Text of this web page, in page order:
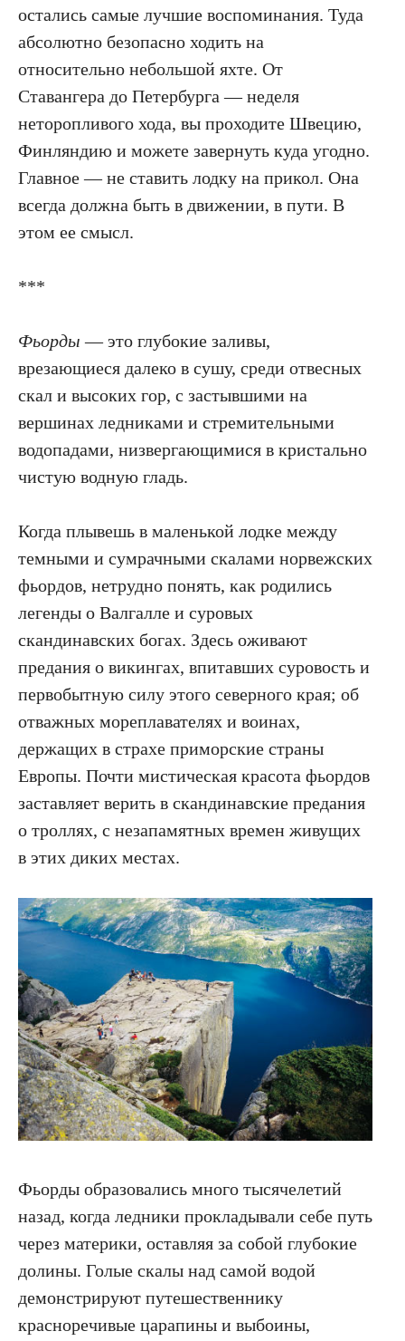
остались самые лучшие воспоминания. Туда
абсолютно безопасно ходить на
относительно небольшой яхте. От
Ставангера до Петербурга — неделя
неторопливого хода, вы проходите Швецию,
Финляндию и можете завернуть куда угодно.
Главное — не ставить лодку на прикол. Она
всегда должна быть в движении, в пути. В
этом ее смысл.
***
Фьорды — это глубокие заливы,
врезающиеся далеко в сушу, среди отвесных
скал и высоких гор, с застывшими на
вершинах ледниками и стремительными
водопадами, низвергающимися в кристально
чистую водную гладь.
Когда плывешь в маленькой лодке между
темными и сумрачными скалами норвежских
фьордов, нетрудно понять, как родились
легенды о Валгалле и суровых
скандинавских богах. Здесь оживают
предания о викингах, впитавших суровость и
первобытную силу этого северного края; об
отважных мореплавателях и воинах,
держащих в страхе приморские страны
Европы. Почти мистическая красота фьордов
заставляет верить в скандинавские предания
о троллях, с незапамятных времен живущих
в этих диких местах.
Фьорды образовались много тысячелетий
назад, когда ледники прокладывали себе путь
через материки, оставляя за собой глубокие
долины. Голые скалы над самой водой
демонстрируют путешественнику
красноречивые царапины и выбоины,